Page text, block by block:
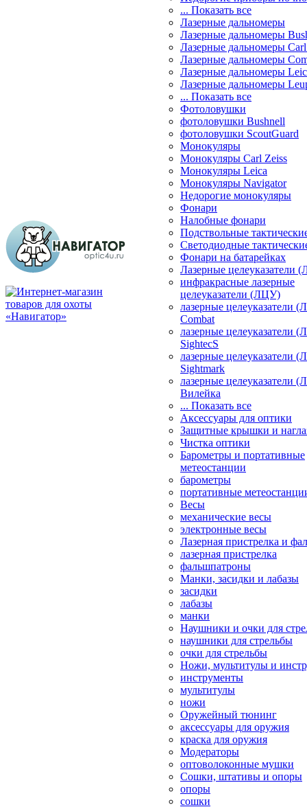
... Показать все
Лазерные дальномеры
Лазерные дальномеры
Лазерные дальномеры
Лазерные дальномеры
Лазерные дальномеры
Лазерные дальномеры
... Показать все
Фотоловушки
фотоловушки Bushnell
фотоловушки ScoutGuard
Монокуляры
Монокуляры Carl Zeiss
Монокуляры Leica
Монокуляры Navigator
Недорогие монокуляры
Фонари
Налобные фонари
Подствольные
Светодиодные
Фонари на батарейках
Лазерные целеуказатели
инфракрасные лазерные
целеуказатели (ЛЦУ)
лазерные целеуказатели
Combat
лазерные целеуказатели
SightecS
лазерные целеуказатели
Sightmark
лазерные целеуказатели
Вилейка
... Показать все
Аксессуары для оптики
Защитные крышки и
Чистка оптики
Барометры и портативные
метеостанции
барометры
портативные
Весы
механические весы
электронные весы
Лазерная пристрелка и
лазерная пристрелка
фальшпатроны
Манки, засидки и лабазы
засидки
лабазы
манки
Наушники и очки для
наушники для стрельбы
очки для стрельбы
Ножи, мультитулы и
инструменты
мультитулы
ножи
Оружейный тюнинг
аксессуары для оружия
краска для оружия
Модераторы
оптоволоконные мушки
Сошки, штативы и опоры
опоры
сошки